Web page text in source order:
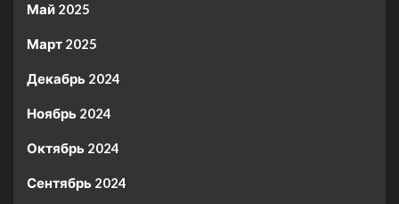
Май 2025
Март 2025
Декабрь 2024
Ноябрь 2024
Октябрь 2024
Сентябрь 2024